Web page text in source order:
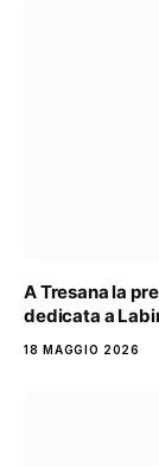
A Tresana la
dedicata a
18 MAGGIO 2026